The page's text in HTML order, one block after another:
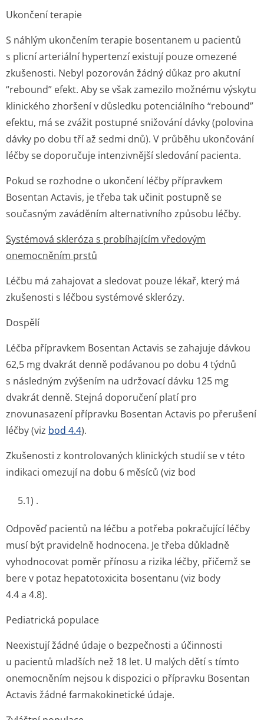
Ukončení terapie
S náhlým ukončením terapie bosentanem u pacientů
s plicní arteriální hypertenzí existují pouze omezené
zkušenosti. Nebyl pozorován žádný důkaz pro akutní
“rebound” efekt. Aby se však zamezilo možnému výskytu
klinického zhoršení v důsledku potenciálního “rebound”
efektu, má se zvážit postupné snižování dávky (polovina
dávky po dobu tří až sedmi dnů). V průběhu ukončování
léčby se doporučuje intenzivnější sledování pacienta.
Pokud se rozhodne o ukončení léčby přípravkem
Bosentan Actavis, je třeba tak učinit postupně se
současným zaváděním alternativního způsobu léčby.
Systémová skleróza s probíhajícím vředovým
onemocněním prstů
Léčbu má zahajovat a sledovat pouze lékař, který má
zkušenosti s léčbou systémové sklerózy.
Dospělí
Léčba přípravkem Bosentan Actavis se zahajuje dávkou
62,5 mg dvakrát denně podávanou po dobu 4 týdnů
s následným zvýšením na udržovací dávku 125 mg
dvakrát denně. Stejná doporučení platí pro
znovunasazení přípravku Bosentan Actavis po přerušení
léčby (viz bod 4.4).
Zkušenosti z kontrolovaných klinických studií se v této
indikaci omezují na dobu 6 měsíců (viz bod
5.1) .
Odpověď pacientů na léčbu a potřeba pokračující léčby
musí být pravidelně hodnocena. Je třeba důkladně
vyhodnocovat poměr přínosu a rizika léčby, přičemž se
bere v potaz hepatotoxicita bosentanu (viz body
4.4 a 4.8).
Pediatrická populace
Neexistují žádné údaje o bezpečnosti a účinnosti
u pacientů mladších než 18 let. U malých dětí s tímto
onemocněním nejsou k dispozici o přípravku Bosentan
Actavis žádné farmakokinetic­ké údaje.